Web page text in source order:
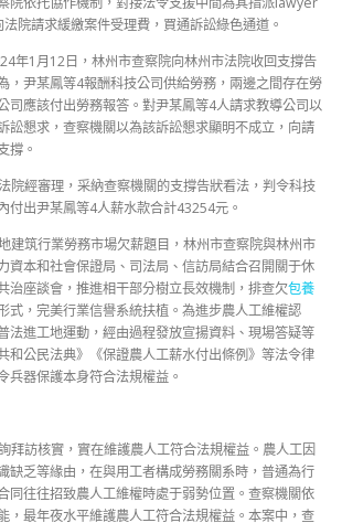
法院請求緩繳案件受理費，買通訴訟綠色通道。
年1月12日，林州市查察院向林州市法院收回支撐告
，尹某鳳等4報酬科技公司供給勞務，兩邊之間存在勞
司應該付出勞務報答。對尹某鳳等4人請求教導公司以
訟懇求，查察機關以為該訴訟懇求顯明不成立，向請
撐。
院經審理，采納查察機關的支撐告狀看法，判令科技
付出尹某鳳等4人薪水款合計43254元。
建筑行業勞務市場欠薪題目，林州市查察院與林州市
資本和社會保證局、司法局、信訪局結合召開關于休
治座談會，推進相干部分樹立長效機制，排查欠包養
式，完美行業信譽系統扶植。為進步農人工維權認
法進工地運動，經由過程發放宣揚資料、現場答疑等
和公民法典》《保證農人工薪水付出條例》等法令律
兵器保護本身符合法規權益。
拜訪核實，實在維護農人工符合法規權益。農人工因
缺乏等緣由，在與用工者構成勞務關系時，普通為行
同往往招致農人工維權時處于弱勢位置。查察機關依
，最年夜水平維護農人工符合法規權益。本案中，查